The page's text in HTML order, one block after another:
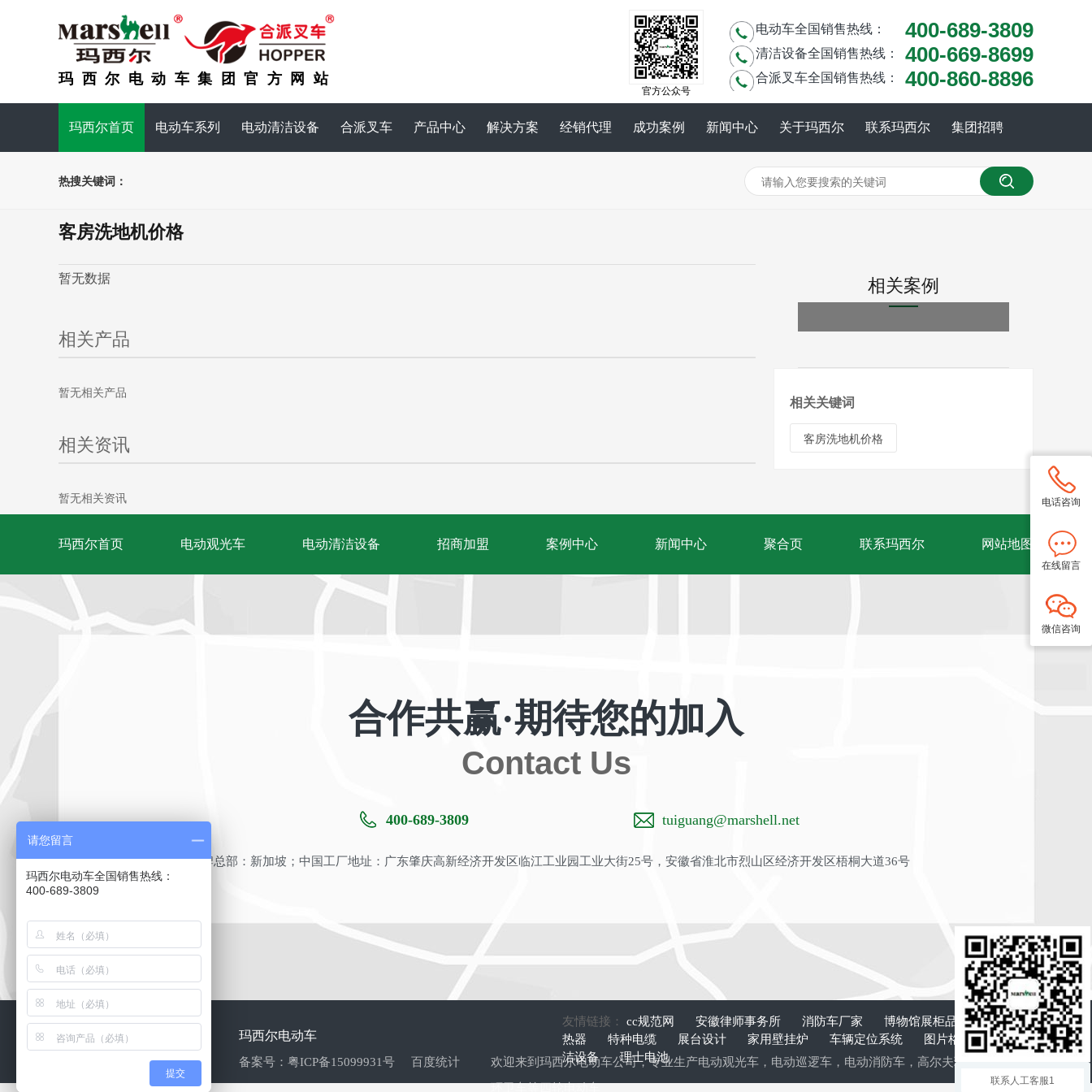
玛西尔电动车集团官方网站
电动车全国销售热线： 400-689-3809
清洁设备全国销售热线： 400-669-8699
合派叉车全国销售热线： 400-860-8896
官方公众号
玛西尔首页 电动车系列 电动清洁设备 合派叉车 产品中心 解决方案 经销代理 成功案例 新闻中心 关于玛西尔 联系玛西尔 集团招聘
热搜关键词：
客房洗地机价格
暂无数据
相关产品
暂无相关产品
相关资讯
暂无相关资讯
相关案例
相关关键词
客房洗地机价格
玛西尔首页 电动观光车 电动清洁设备 招商加盟 案例中心 新闻中心 聚合页 联系玛西尔 网站地图
合作共赢·期待您的加入
Contact Us
400-689-3809 tuiguang@marshell.net
品牌总部：新加坡；中国工厂地址：广东肇庆高新经济开发区临江工业园工业大街25号，安徽省淮北市烈山区经济开发区梧桐大道36号
玛西尔电动车
备案号： 粤ICP备15099931号 百度统计 欢迎来到玛西尔电动车公司，专业生产电动观光车 ， 电动巡逻车 ， 电动消防车 ， 高尔夫球车
友情链接： cc规范网 安徽律师事务所 消防车厂家 博物馆展柜品牌
板式换
热器
特种电缆 展台设计 家用壁挂炉 车辆定位系统 图片格式转换
清
洁设备
理士电池
电话咨询
在线留言
微信咨询
联系人工客服1
请您留言
玛西尔电动车全国销售热线：
400-689-3809
提交